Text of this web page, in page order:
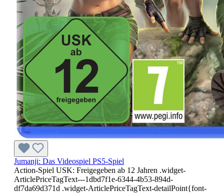
Jumanji: Das Videospiel PS5-Spiel
Action-Spiel USK: Freigegeben ab 12 Jahren .widget-
ArticlePriceTagText---1dbd7f1e-6344-4b53-894d-
df7da69d371d .widget-ArticlePriceTagText-detailPoint{font-